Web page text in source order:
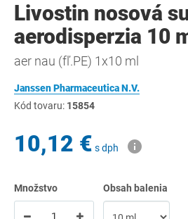
Livostin nosová
aerodisperzia 10
aer nau (fľ.PE) 1x10 ml
Janssen Pharmaceutica N.V.
Kód tovaru: 15854
10,12 € s dph
Množstvo Obsah balenia